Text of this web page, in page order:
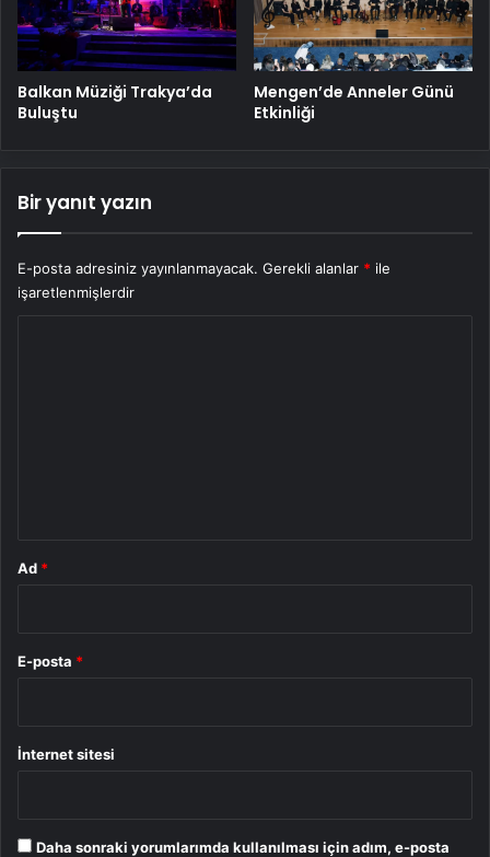
Balkan Müziği Trakya’da
Buluştu
Mengen’de Anneler Günü
Etkinliği
Bir yanıt yazın
E-posta adresiniz yayınlanmayacak. Gerekli alanlar * ile
işaretlenmişlerdir
Ad *
E-posta *
İnternet sitesi
Daha sonraki yorumlarımda kullanılması için adım, e-posta